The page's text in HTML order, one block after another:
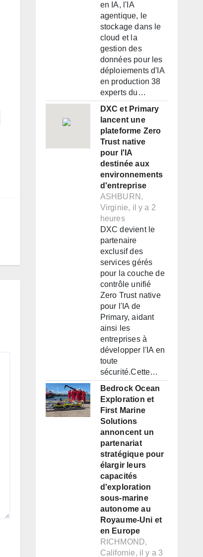
en IA, l'IA
agentique, le
stockage dans le
cloud et la
gestion des
données pour les
déploiements d'IA
en production 38
experts du…
DXC et Primary
lancent une
plateforme Zero
Trust native
pour l'IA
destinée aux
environnements
d'entreprise
ASHBURN,
Virginie, il y a 2
heures
DXC devient le
partenaire
exclusif des
services gérés
pour la couche de
contrôle unifié
Zero Trust native
pour l'IA de
Primary, aidant
ainsi les
entreprises à
développer l'IA en
toute
sécurité.Cette…
Bedrock Ocean
Exploration et
First Marine
Solutions
annoncent un
partenariat
stratégique pour
élargir leurs
capacités
d'exploration
sous-marine
autonome au
Royaume-Uni et
en Europe
RICHMOND,
Californie, il y a 3